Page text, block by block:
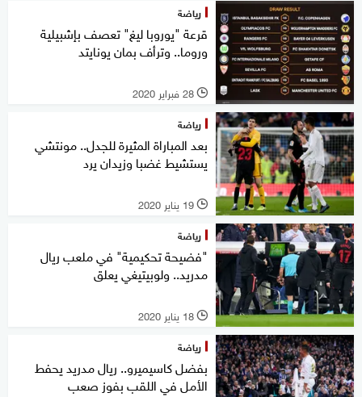
رياضة
قرعة "يوروبا ليغ" تعصف بإشبيلية
وروما.. وترأف بمان يونايتد
l 28 فبراير 2020
رياضة
بعد المباراة المثيرة للجدل.. مونتشي
يستشيط غضبا وزيدان يرد
l 19 يناير 2020
رياضة
"فضيحة تحكيمية" في ملعب ريال
مدريد.. ولوبيتيغي يعلق
l 18 يناير 2020
رياضة
بفضل كاسيميرو.. ريال مدريد يحفط
الأمل في اللقب بفوز صعب